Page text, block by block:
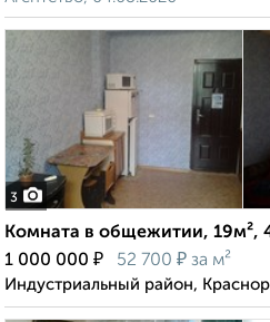
3
Комната в общежитии, 19м²,
1 000 000 ₽ 52 700 ₽ за м²
Индустриальный район,